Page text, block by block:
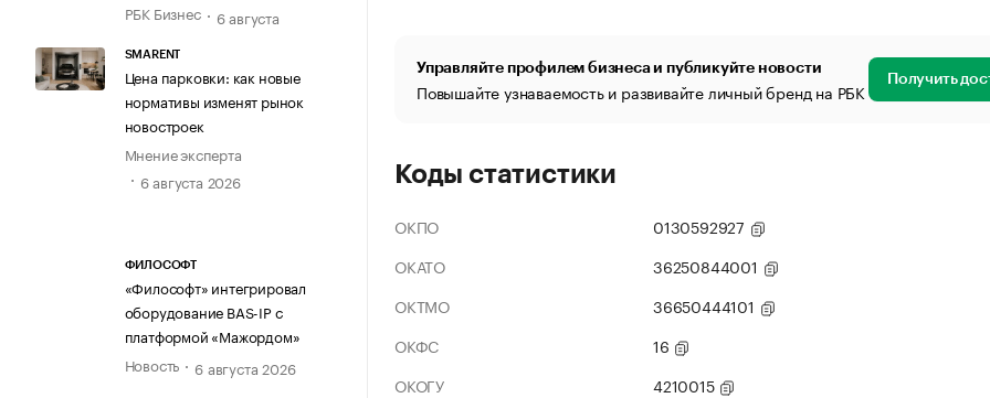
РБК Бизнес
6 августа
SMARENT
Цена парковки: как новые
нормативы изменят рынок
новостроек
Мнение эксперта
6 августа 2026
ФИЛОСОФТ
«Философт» интегрировал
оборудование BAS-IP с
платформой «Мажордом»
Новость
6 августа 2026
Управляйте профилем бизнеса и публикуйте новости
Повышайте узнаваемость и развивайте личный бренд на РБК Получить
Коды статистики
ОКПО
0130592927
ОКАТО
36250844001
ОКТМО
36650444101
ОКФС
16
ОКОГУ
4210015